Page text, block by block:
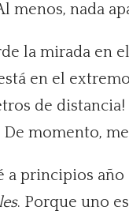
menos, nada
la mirada en
en el
de distancia!
De momento,
a principios
. Porque uno